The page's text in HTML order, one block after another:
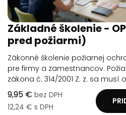
Základné školenie -
pred požiarmi)
Zákonné školenie požiarnej
pre firmy a zamestnancov.
zákona č. 314/2001 Z. z. sa musí
9,95 € bez DPH
12,24 € s DPH